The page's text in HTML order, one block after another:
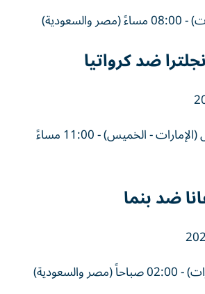
ضد كرواتيا
12:00 منتصف الليل (الإمارات - الخميس) - 11:00 مساءً
ضد بنما